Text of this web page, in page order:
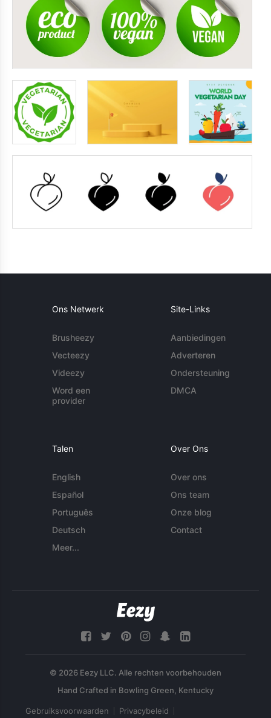
Ons Netwerk
Brusheezy
Vecteezy
Videezy
Word een
provider
Site-Links
Aanbiedingen
Adverteren
Ondersteuning
DMCA
Talen
English
Español
Português
Deutsch
Meer...
Over Ons
Over ons
Ons team
Onze blog
Contact
© 2026 Eezy LLC. Alle rechten voorbehouden
Gebruiksvoorwaarden Privacybeleid